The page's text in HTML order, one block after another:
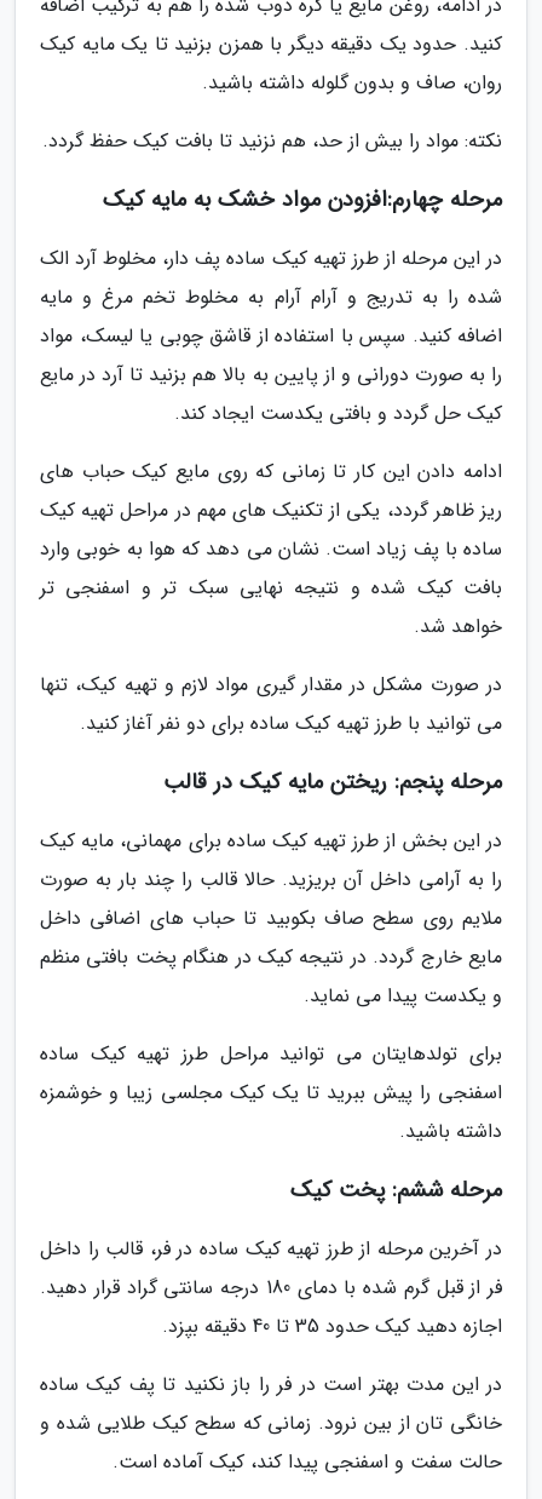
کنید. حدود یک دقیقه دیگر با همزن بزنید تا یک مایه کیک
روان، صاف و بدون گلوله داشته باشید.
نکته: مواد را بیش از حد، هم نزنید تا بافت کیک حفظ گردد.
مرحله چهارم:افزودن مواد خشک به مایه کیک
در این مرحله از طرز تهیه کیک ساده پف دار، مخلوط آرد الک
شده را به تدریج و آرام آرام به مخلوط تخم مرغ و مایه
اضافه کنید. سپس با استفاده از قاشق چوبی یا لیسک، مواد
را به صورت دورانی و از پایین به بالا هم بزنید تا آرد در مایع
کیک حل گردد و بافتی یکدست ایجاد کند.
ادامه دادن این کار تا زمانی که روی مایع کیک حباب های
ریز ظاهر گردد، یکی از تکنیک های مهم در مراحل تهیه کیک
ساده با پف زیاد است. نشان می دهد که هوا به خوبی وارد
بافت کیک شده و نتیجه نهایی سبک تر و اسفنجی تر
خواهد شد.
در صورت مشکل در مقدار گیری مواد لازم و تهیه کیک، تنها
می توانید با طرز تهیه کیک ساده برای دو نفر آغاز کنید.
مرحله پنجم: ریختن مایه کیک در قالب
در این بخش از طرز تهیه کیک ساده برای مهمانی، مایه کیک
را به آرامی داخل آن بریزید. حالا قالب را چند بار به صورت
ملایم روی سطح صاف بکوبید تا حباب های اضافی داخل
مایع خارج گردد. در نتیجه کیک در هنگام پخت بافتی منظم
و یکدست پیدا می نماید.
برای تولدهایتان می توانید مراحل طرز تهیه کیک ساده
اسفنجی را پیش ببرید تا یک کیک مجلسی زیبا و خوشمزه
داشته باشید.
مرحله ششم: پخت کیک
در آخرین مرحله از طرز تهیه کیک ساده در فر، قالب را داخل
فر از قبل گرم شده با دمای 180 درجه سانتی گراد قرار دهید.
اجازه دهید کیک حدود 35 تا 40 دقیقه بپزد.
در این مدت بهتر است در فر را باز نکنید تا پف کیک ساده
خانگی تان از بین نرود. زمانی که سطح کیک طلایی شده و
حالت سفت و اسفنجی پیدا کند، کیک آماده است.